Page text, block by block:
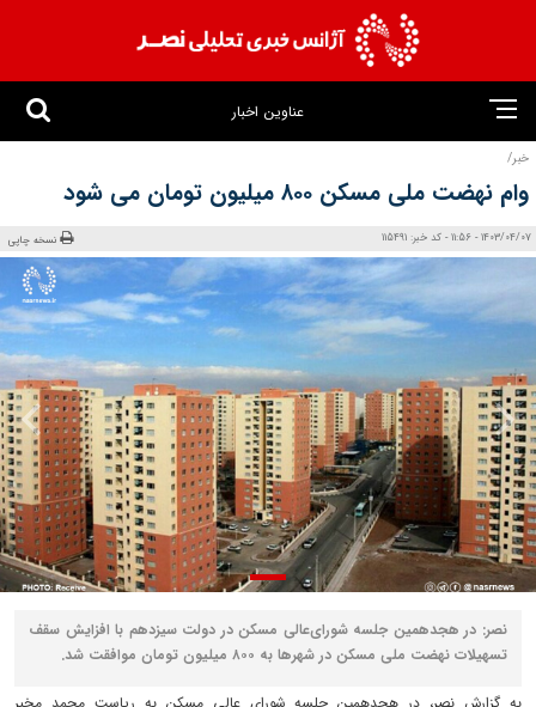
عناوین اخبار
خبر/
وام نهضت ملی مسکن ۸۰۰ میلیون تومان می شود
1403/04/07 - 11:56 - کد خبر: 115491 نسخه چاپی
نصر: در هجدهمین جلسه شورای‌عالی مسکن در دولت سیزدهم با افزایش سقف
تسهیلات نهضت ملی مسکن در شهرها به ۸۰۰ میلیون تومان موافقت شد.